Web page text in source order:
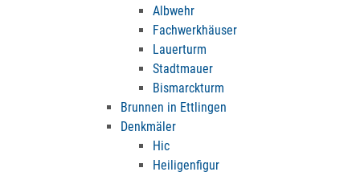
Albwehr
Fachwerkhäuser
Lauerturm
Stadtmauer
Bismarckturm
Brunnen in Ettlingen
Denkmäler
Hic
Heiligenfigur